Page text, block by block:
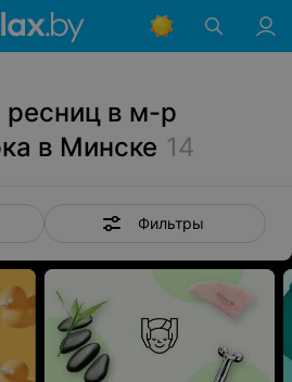
в м-р
в Минске 14
Фильтры